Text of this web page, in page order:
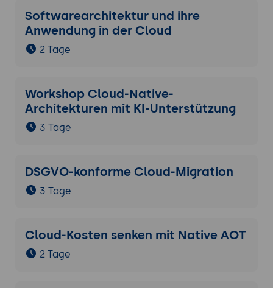
Softwarearchitektur und ihre
Anwendung in der Cloud
2 Tage
Workshop Cloud-Native-
Architekturen mit KI-Unterstützung
3 Tage
DSGVO-konforme Cloud-Migration
3 Tage
Cloud-Kosten senken mit Native AOT
2 Tage